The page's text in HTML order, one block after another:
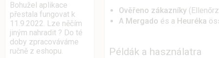
Bohužel aplikace
přestala fungovat k
11.9.2022. Lze něčím
jiným nahradit ? Do té
doby zpracováváme
ručně z eshopu.
Ověřeno zákazníky
A Mergado és a Heuréka
Példák a használatra